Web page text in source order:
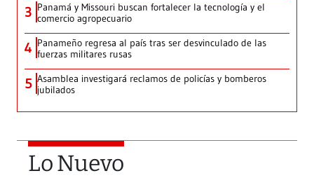
3 Panamá y Missouri buscan fortalecer la tecnología y el
comercio agropecuario
4 Panameño regresa al país tras ser desvinculado de las
fuerzas militares rusas
5 Asamblea investigará reclamos de policías y bomberos
jubilados
Lo Nuevo